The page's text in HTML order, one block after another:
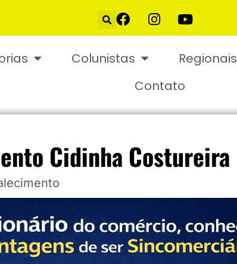
Colunistas Regionais
Contato
Cidinha Costureira